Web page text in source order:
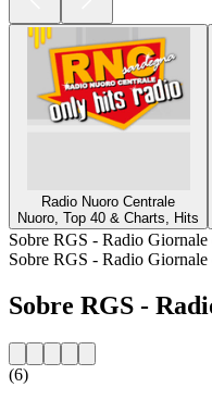
Radio Nuoro Centrale
Nuoro, Top 40 & Charts, Hits
Sobre RGS - Radio
Sobre RGS - Radio
Sobre RGS -
(6)